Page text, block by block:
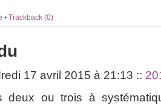
• Trackback (0)
17 avril 2015 à 21:13 ::
deux ou trois à